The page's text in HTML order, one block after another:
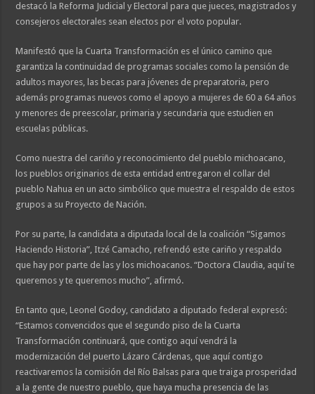
destacó la Reforma Judicial y Electoral para que jueces, magistrados y
consejeros electorales sean electos por el voto popular.
Manifestó que la Cuarta Transformación es el único camino que
garantiza la continuidad de programas sociales como la pensión de
adultos mayores, las becas para jóvenes de preparatoria, pero
además programas nuevos como el apoyo a mujeres de 60 a 64 años
y menores de preescolar, primaria y secundaria que estudien en
escuelas públicas.
Como nuestra del cariño y reconocimiento del pueblo michoacano,
los pueblos originarios de esta entidad entregaron el collar del
pueblo Nahua en un acto simbólico que muestra el respaldo de estos
grupos a su Proyecto de Nación.
Por su parte, la candidata a diputada local de la coalición “Sigamos
Haciendo Historia”, Itzé Camacho, refrendó este cariño y respaldo
que hay por parte de las y los michoacanos. “Doctora Claudia, aquí te
queremos y te queremos mucho”, afirmó.
En tanto que, Leonel Godoy, candidato a diputado federal expresó:
“Estamos convencidos que el segundo piso de la Cuarta
Transformación continuará, que contigo aquí vendrá la
modernización del puerto Lázaro Cárdenas, que aquí contigo
reactivaremos la comisión del Río Balsas para que traiga prosperidad
a la gente de nuestro pueblo, que haya mucha presencia de las